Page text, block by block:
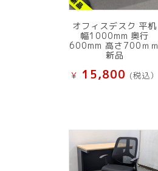
オフィスデスク 平机
幅1000mm 奥行
600mm 高さ700ｍｍ
新品
¥ 15,800 (税込）